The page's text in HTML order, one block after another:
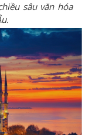
sâu văn hóa